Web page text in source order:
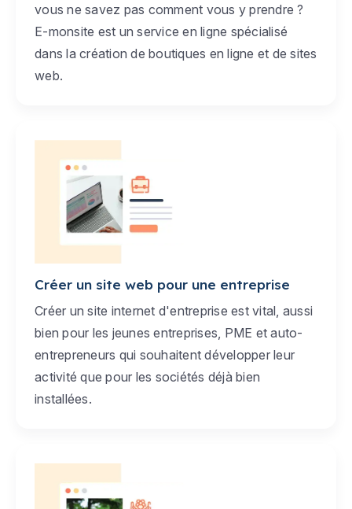
vous ne savez pas comment vous y prendre ?
E-monsite est un service en ligne spécialisé
dans la création de boutiques en ligne et de sites
web.
Créer un site web pour une entreprise
Créer un site internet d'entreprise est vital, aussi
bien pour les jeunes entreprises, PME et auto-
entrepreneurs qui souhaitent développer leur
activité que pour les sociétés déjà bien
installées.